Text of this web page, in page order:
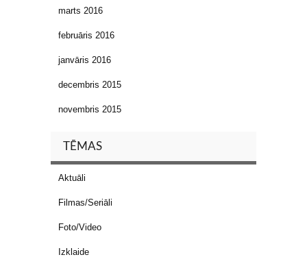
marts 2016
februāris 2016
janvāris 2016
decembris 2015
novembris 2015
TĒMAS
Aktuāli
Filmas/Seriāli
Foto/Video
Izklaide